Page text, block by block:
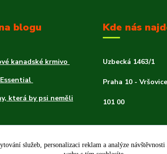
blogu
kanadské krmivo
která by psi neměli
Kde nás
Uzbecká 1463/1
Praha 10 - Vršovice
101 00
služeb, personalizaci reklam a analýze